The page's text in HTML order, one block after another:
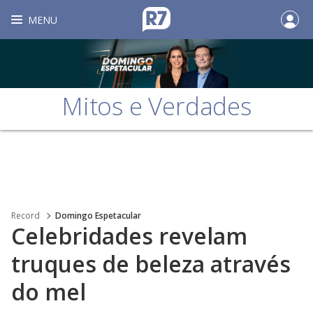
MENU
Mitos e Verdades
Record Domingo Espetacular
Celebridades revelam
truques de beleza através
do mel